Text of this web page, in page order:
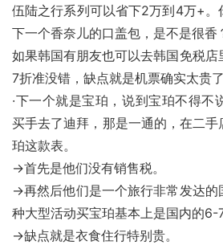
伍陆之行系列可以省下2万到4万+。
下一个香奈儿的口盖包，是不是很香
如果韩国有朋友也可以去韩国免税
7折准没错，缺点就是机票确实太贵
·下一个就是宝珀，说到宝珀不得不
买手去了迪拜，那是一通的，在二
珀这款表。
→首先是他们没有销售税。
→再然后他们是一个旅行非常发达的
种大型活动买宝珀基本上是国内的6-7
→缺点就是衣食住行特别贵。